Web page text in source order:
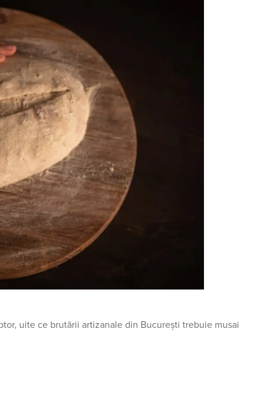
uite ce brutării artizanale din București trebuie musai